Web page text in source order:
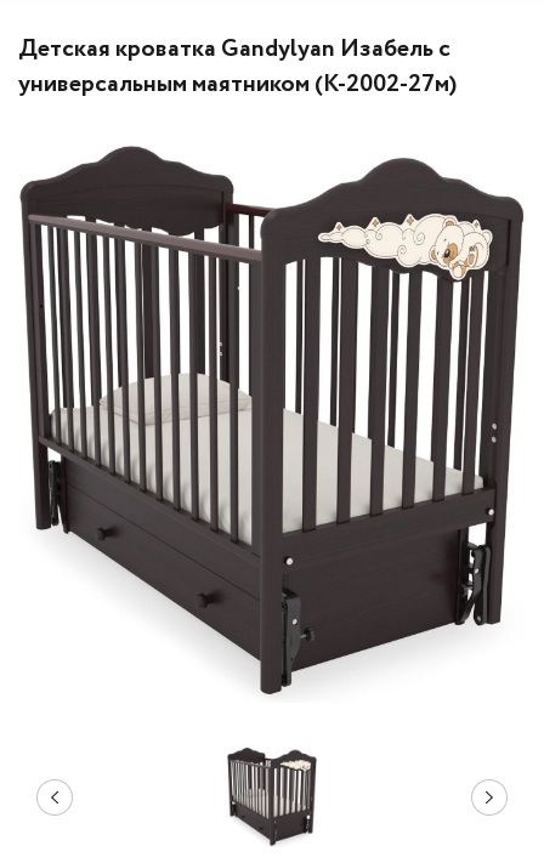
Детская кроватка Gandylyan Изабель с
универсальным маятником (К-2002-27м)